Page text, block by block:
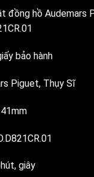
đồng hồ Audemars
bảo hành
Piguet, Thụy Sĩ
giây